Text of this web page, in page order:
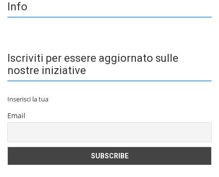
Info
Iscriviti per essere aggiornato sulle
nostre iniziative
Inserisci la tua
Email